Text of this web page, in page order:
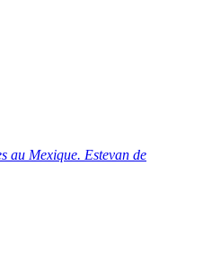
au Mexique. Estevan de